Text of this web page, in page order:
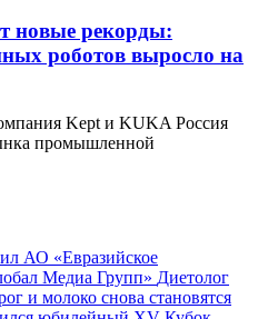
новые рекорды:
роботов выросло на
Kept и KUKA Россия
промышленной
АО «Евразийское
Медиа Групп» Диетолог
и молоко снова становятся